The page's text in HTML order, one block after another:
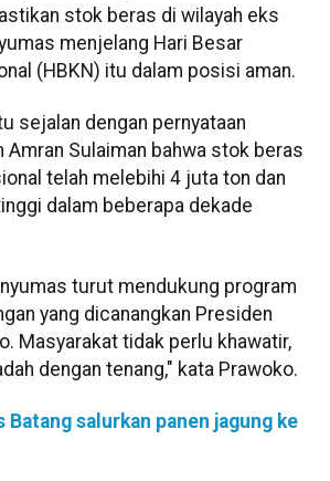
stok beras di wilayah eks
menjelang Hari Besar
(HBKN) itu dalam posisi aman.
sejalan dengan pernyataan
Amran Sulaiman bahwa stok beras
telah melebihi 4 juta ton dan
dalam beberapa dekade
turut mendukung program
yang dicanangkan Presiden
Masyarakat tidak perlu khawatir,
dengan tenang," kata Prawoko.
Batang salurkan panen jagung ke